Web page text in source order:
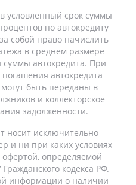
условленный срок суммы
по автокредиту
собой право начислить
в среднем размере
суммы автокредита. При
автокредита
быть переданы в
и коллекторское
задолженности.
носит исключительно
и ни при каких условиях
определяемой
кодекса РФ.
информации о наличии